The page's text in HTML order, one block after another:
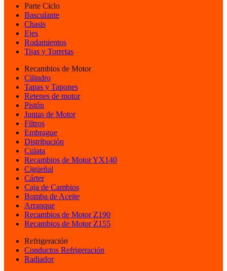
Parte Ciclo
Basculante
Chasis
Ejes
Rodamientos
Tijas y Torretas
Recambios de Motor
Cilindro
Tapas y Tapones
Retenes de motor
Pistón
Juntas de Motor
Filtros
Embrague
Distribución
Culata
Recambios de Motor YX140
Cigüeñal
Cárter
Caja de Cambios
Bomba de Aceite
Arranque
Recambios de Motor Z190
Recambios de Motor Z155
Refrigeración
Conductos Refrigeración
Radiador